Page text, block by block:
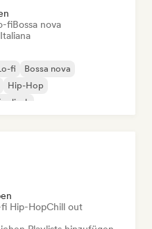
fiBossa nova
fi
Bossa nova
Hip-Hop
Hip-HopChill out